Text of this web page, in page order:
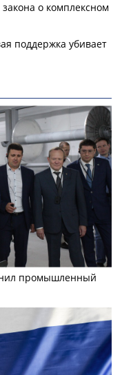
о комплексном
поддержка убивает
промышленный